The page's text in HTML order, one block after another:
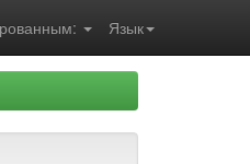
Язык